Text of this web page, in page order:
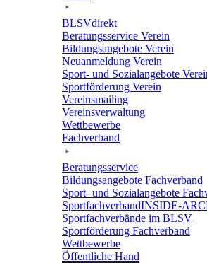
BLSVdi­rekt
Bera­tungs­ser­vice Verein
Bildungs­an­ge­bote Verein
Neuan­mel­dung Verein
Sport- und Sozi­al­an­ge­bote
Sport­för­de­rung Verein
Vereins­mai­ling
Vereins­ver­wal­tung
Wett­be­werbe
Fach­ver­band
Bera­tungs­ser­vice
Bildungs­an­ge­bote Fachverband
Sport- und Sozi­al­an­ge­bote
Sport­fach­ver­ban­d­IN­SIDE-
Sport­fach­ver­bände im BLSV
Sport­för­de­rung Fachverband
Wett­be­werbe
Öffent­li­che Hand